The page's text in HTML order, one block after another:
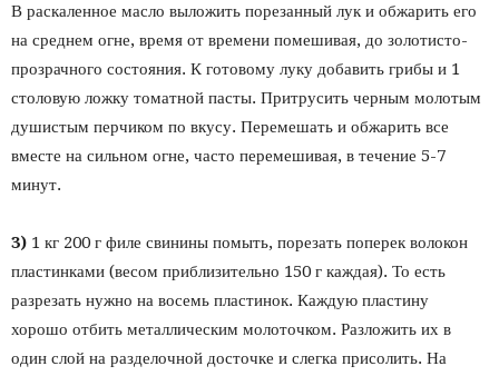
В раскаленное масло выложить порезанный лук и обжарить его
на среднем огне, время от времени помешивая, до золотисто-
прозрачного состояния. К готовому луку добавить грибы и 1
столовую ложку томатной пасты. Притрусить черным молотым
душистым перчиком по вкусу. Перемешать и обжарить все
вместе на сильном огне, часто перемешивая, в течение 5-7
минут.
3) 1 кг 200 г филе свинины помыть, порезать поперек волокон
пластинками (весом приблизительно 150 г каждая). То есть
разрезать нужно на восемь пластинок. Каждую пластину
хорошо отбить металлическим молоточком. Разложить их в
один слой на разделочной досточке и слегка присолить. На